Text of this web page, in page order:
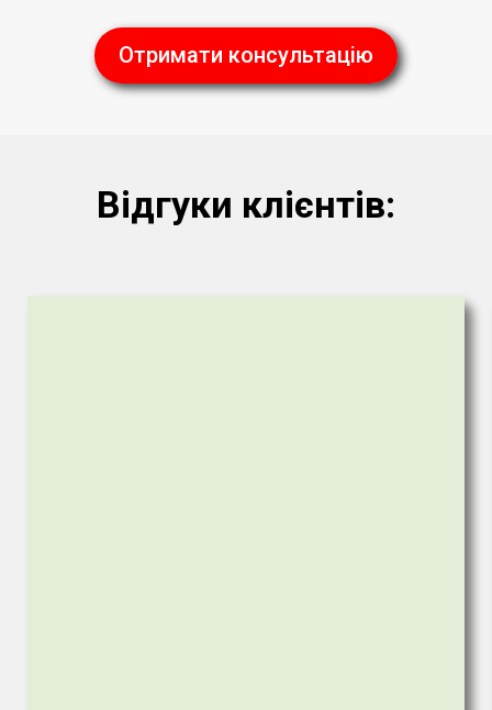
Отримати консультацію
Відгуки клієнтів: